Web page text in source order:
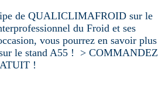
de QUALICLIMAFROID sur le
du Froid et ses
vous pourrez en savoir plus
le stand A55 ! > COMMANDEZ
!